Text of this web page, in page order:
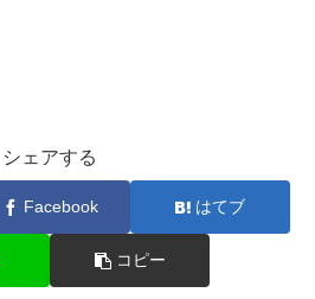
シェアする
Facebook はてブ
コピー